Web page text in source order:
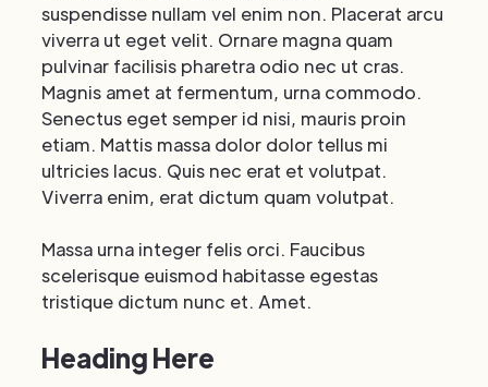
suspendisse nullam vel enim non. Placerat arcu
viverra ut eget velit. Ornare magna quam
pulvinar facilisis pharetra odio nec ut cras.
Magnis amet at fermentum, urna commodo.
Senectus eget semper id nisi, mauris proin
etiam. Mattis massa dolor dolor tellus mi
ultricies lacus. Quis nec erat et volutpat.
Viverra enim, erat dictum quam volutpat.
Massa urna integer felis orci. Faucibus
scelerisque euismod habitasse egestas
tristique dictum nunc et. Amet.
Heading Here